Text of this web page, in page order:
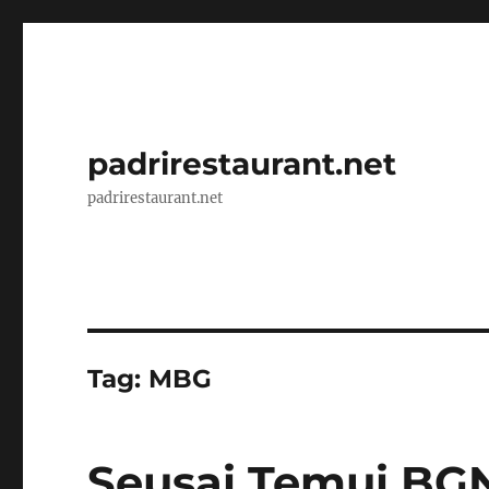
padrirestaurant.net
padrirestaurant.net
Tag: MBG